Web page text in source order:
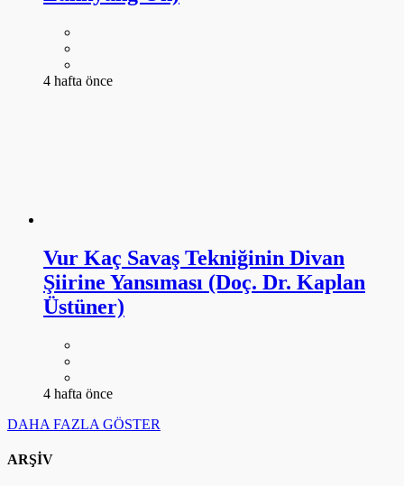
4 hafta önce
Vur Kaç Savaş Tekniğinin Divan
Şiirine Yansıması (Doç. Dr. Kaplan
Üstüner)
4 hafta önce
DAHA FAZLA GÖSTER
ARŞİV